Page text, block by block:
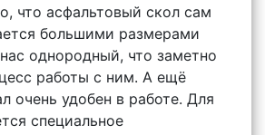
что асфальтовый скол сам
большими размерами
однородный, что заметно
работы с ним. А ещё
очень удобен в работе. Для
специальное